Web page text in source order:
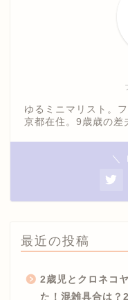
ゆるミニマリスト。
京都在住。9歳歳の差
＼
最近の投稿
2歳児とクロネコ
た！混雑具合は？